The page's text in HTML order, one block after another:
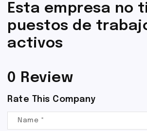
Esta empresa no
puestos de
activos
0 Review
Rate This Company